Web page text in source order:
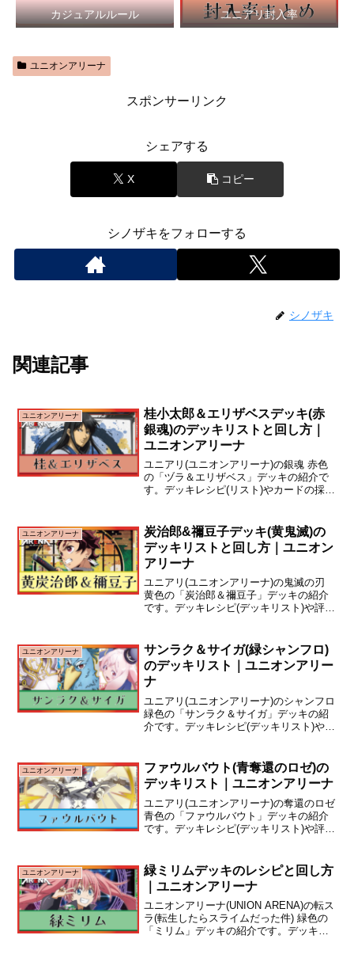
カジュアルルール ユニアリ封入率
ユニオンアリーナ
スポンサーリンク
シェアする
X コピー
シノザキをフォローする
シノザキ
関連記事
ユニオンアリーナ
桂小太郎＆エリザベスデッキ(赤
銀魂)のデッキリストと回し方｜
ユニオンアリーナ
ユニアリ(ユニオンアリーナ)の銀魂 赤色
の「ヅラ＆エリザベス」デッキの紹介で
す。デッキレシピ(リスト)やカードの採用
レイド《桂》と《エリザベス》を主軸に
戦う準速攻デ...
ユニオンアリーナ
炭治郎&禰豆子デッキ(黄鬼滅)の
デッキリストと回し方｜ユニオン
アリーナ
ユニアリ(ユニオンアリーナ)の鬼滅の刃
黄色の「炭治郎＆禰豆子」デッキの紹介
です。デッキレシピ(デッキリスト)や評
豆子：黄鬼滅の刃現環境Tierタイトル
Tier1.5鬼...
ユニオンアリーナ
サンラク＆サイガ(緑シャンフロ)
のデッキリスト｜ユニオンアリー
ナ
ユニアリ(ユニオンアリーナ)のシャンフロ
緑色の「サンラク＆サイガ」デッキの紹
介です。デッキレシピ(デッキリスト)や評
サイガ：緑シャンフロ現環境Tierタイトル
Tier...
ユニオンアリーナ
ファウルバウト(青奪還のロゼ)の
デッキリスト｜ユニオンアリーナ
ユニアリ(ユニオンアリーナ)の奪還のロゼ
青色の「ファウルバウト」デッキの紹介
です。デッキレシピ(デッキリスト)や評
ウト：青奪還のロゼ現環境Tierタイトル
Tier1奪...
ユニオンアリーナ
緑ミリムデッキのレシピと回し方
｜ユニオンアリーナ
ユニオンアリーナ(UNION ARENA)の転ス
ラ(転生したらスライムだった件) 緑色の
「ミリム」デッキの紹介です。デッキレ